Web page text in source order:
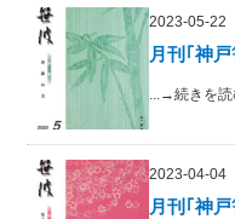
2023-05-22
月刊｢神
...→続きを読
2023-04-04
月刊｢神